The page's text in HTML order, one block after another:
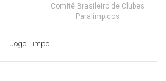
Comitê Brasileiro de Clubes
Paralímpicos
Jogo Limpo